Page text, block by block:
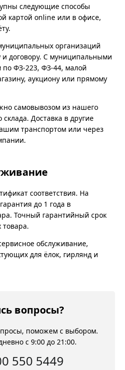
следующие способы
картой online или в офисе,
организаций
и договору. С муниципальными
по ФЗ-223, ФЗ-44, малой
аукциону или прямому
самовывозом из нашего
Доставка в другие
транспортом или через
соответствия. На
до 1 года в
Точный гарантийный срок
товара.
обслуживание,
для ёлок, гирлянд и
вопросы?
поможем с выбором.
с 9:00 до 21:00.
550 5449